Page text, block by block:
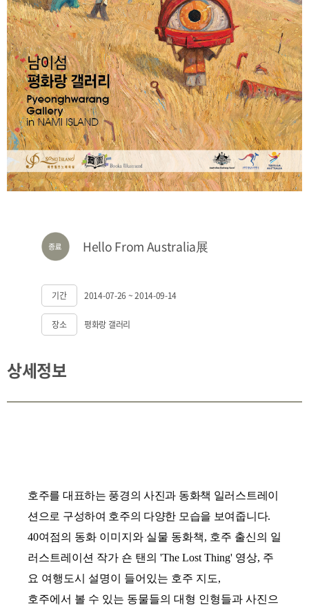
Hello From Australia展
기간 2014-07-26 ~ 2014-09-14
장소 평화랑 갤러리
상세정보
호주를 대표하는 풍경의 사진과 동화책 일러스트레이
션으로 구성하여 호주의 다양한 모습을 보여줍니다.
40여점의 동화 이미지와 실물 동화책, 호주 출신의 일
러스트레이션 작가 숀 탠의 'The Lost Thing' 영상, 주
요 여행도시 설명이 들어있는 호주 지도,
호주에서 볼 수 있는 동물들의 대형 인형들과 사진으